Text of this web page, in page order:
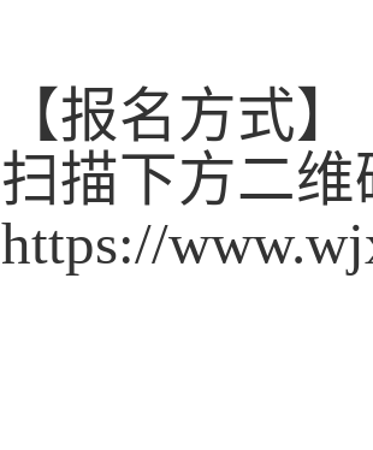
【报名方式】
扫描下方二维
https://